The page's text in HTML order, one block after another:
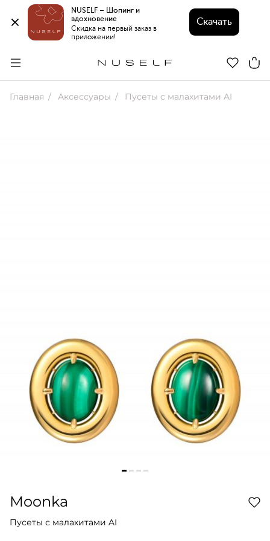
NUSELF – Шопинг и
вдохновение
Скидка на первый заказ в
приложении!
Скачать
Главная Аксессуары Пусеты с малахитами AI
Moonka
Пусеты с малахитами AI